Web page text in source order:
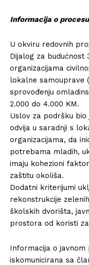
Informacija o
U okviru redovnih
Dijalog za budućnost
organizacijama
lokalne samouprave
sprovođenju
2.000 do 4.000 KM.
Uslov za podršku bio
odvija u saradnji s
organizacijama, da
potrebama mladih,
imaju kohezioni
zaštitu okoliša.
Dodatni kriterijumi
rekonstrukcije
školskih dvorišta,
prostora od koristi za
Informacija o
iskomunicirana sa